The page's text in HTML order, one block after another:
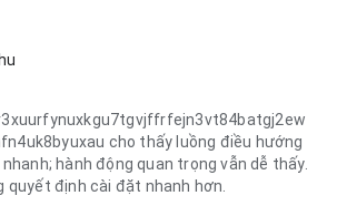
cho thấy luồng điều hướng
hành động quan trọng vẫn dễ thấy.
quyết định cài đặt nhanh hơn.